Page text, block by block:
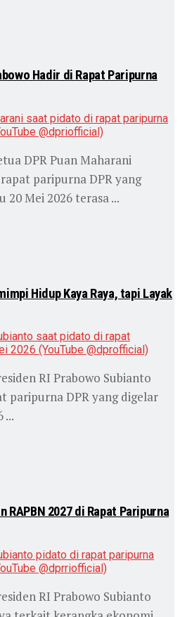
Hadir di Rapat Paripurna
DPR Puan Maharani
paripurna DPR yang
20 Mei 2026 terasa ...
Hidup Kaya Raya, tapi Layak
RI Prabowo Subianto
paripurna DPR yang digelar
...
RAPBN 2027 di Rapat Paripurna
RI Prabowo Subianto